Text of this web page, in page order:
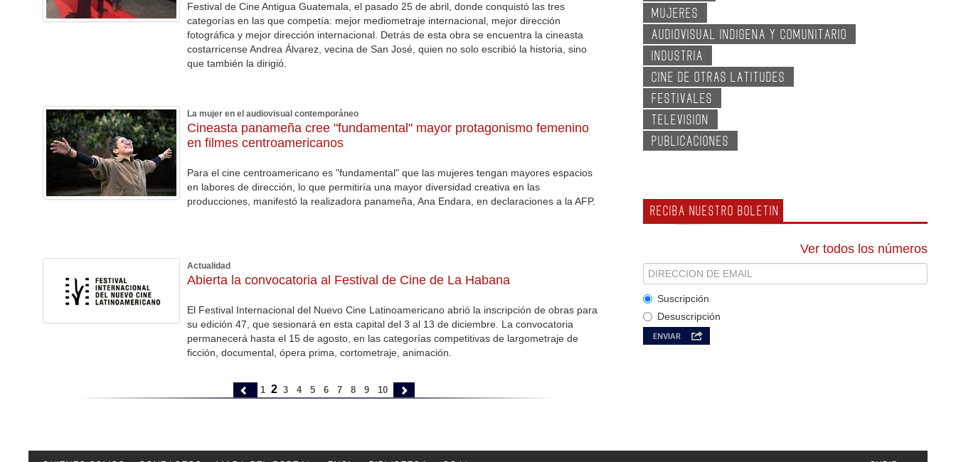
Festival de Cine Antigua Guatemala, el pasado 25 de abril, donde conquistó las tres
categorías en las que competía: mejor mediometraje internacional, mejor dirección
fotográfica y mejor dirección internacional. Detrás de esta obra se encuentra la cineasta
costarricense Andrea Álvarez, vecina de San José, quien no solo escribió la historia, sino
que también la dirigió.
La mujer en el audiovisual contemporáneo
Cineasta panameña cree "fundamental" mayor protagonismo femenino
en filmes centroamericanos
Para el cine centroamericano es "fundamental" que las mujeres tengan mayores espacios
en labores de dirección, lo que permitiría una mayor diversidad creativa en las
producciones, manifestó la realizadora panameña, Ana Endara, en declaraciones a la AFP.
Actualidad
Abierta la convocatoria al Festival de Cine de La Habana
El Festival Internacional del Nuevo Cine Latinoamericano abrió la inscripción de obras para
su edición 47, que sesionará en esta capital del 3 al 13 de diciembre. La convocatoria
permanecerá hasta el 15 de agosto, en las categorías competitivas de largometraje de
ficción, documental, ópera prima, cortometraje, animación.
1 2 3 4 5 6 7 8 9 10
MUJERES
AUDIOVISUAL INDIGENA Y COMUNITARIO
INDUSTRIA
CINE DE OTRAS LATITUDES
FESTIVALES
TELEVISION
PUBLICACIONES
RECIBA NUESTRO BOLETIN
Ver todos los números
Suscripción
Desuscripción